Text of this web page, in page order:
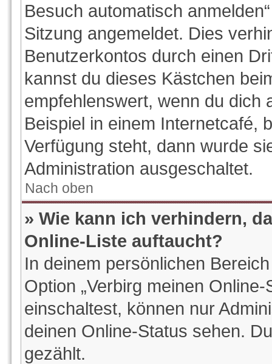
Besuch automatisch
Sitzung angemeldet. Dies
Benutzerkontos durch einen
kannst du dieses Kästchen
empfehlenswert, wenn du dich
Beispiel in einem Internetcafé,
Verfügung steht, dann wurde
Administration ausgeschaltet.
Nach oben
» Wie kann ich verhindern,
Online-Liste auftaucht?
In deinem persönlichen
Option „Verbirg meinen
einschaltest, können nur
deinen Online-Status sehen.
gezählt.